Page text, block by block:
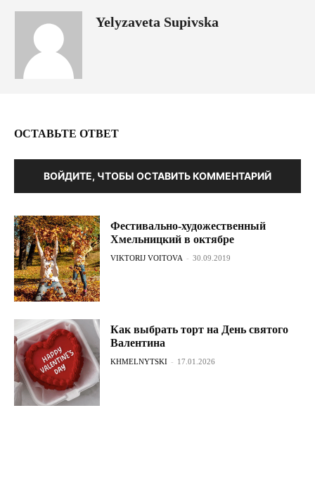
Yelyzaveta Supivska
ОСТАВЬТЕ ОТВЕТ
ВОЙДИТЕ, ЧТОБЫ ОСТАВИТЬ КОММЕНТАРИЙ
Фестивально-художественный
Хмельницкий в октябре
VIKTORIJ VOITOVA - 30.09.2019
Как выбрать торт на День святого
Валентина
KHMELNYTSKI - 17.01.2026